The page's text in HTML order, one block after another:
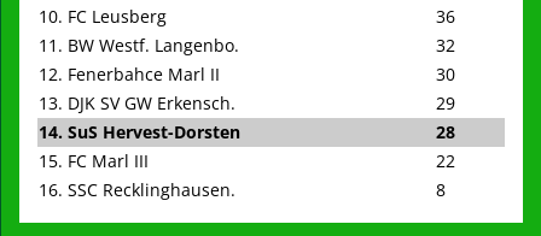
10. FC Leusberg
36
11. BW Westf. Langenbo.
32
12. Fenerbahce Marl II
30
13. DJK SV GW Erkensch.
29
14. SuS Hervest-Dorsten
28
15. FC Marl III
22
16. SSC Recklinghausen.
8